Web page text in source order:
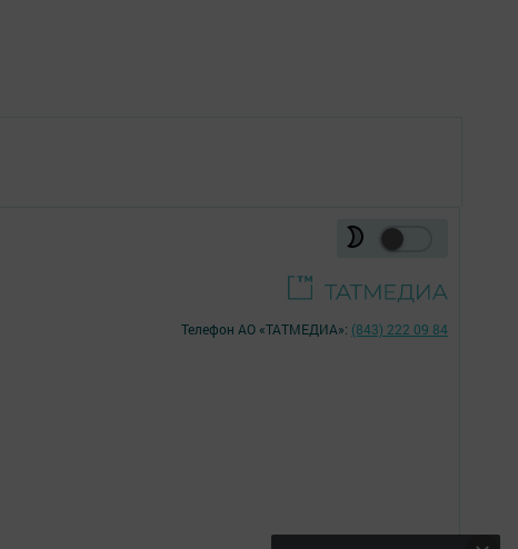
Телефон АО «ТАТМЕДИА»: (843) 222 09 84